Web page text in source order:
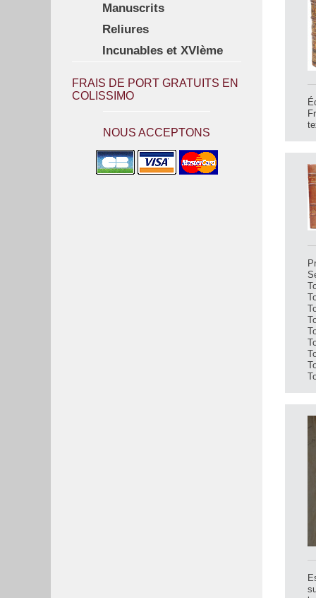
Manuscrits
Reliures
Incunables et XVIème
FRAIS DE PORT GRATUITS EN
COLISSIMO
NOUS ACCEPTONS